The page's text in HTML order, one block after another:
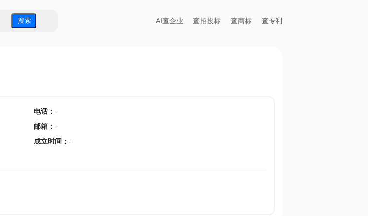
搜 索 AI查企业 查招投标 查商标 查专利
电话： -
邮箱 ： -
成立时间 ： -